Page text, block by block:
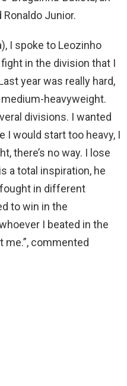
Ronaldo Junior.
I spoke to Leozinho
in the division that I
year was really hard,
medium-heavyweight.
divisions. I wanted
I would start too heavy, I
there’s no way. I lose
a total inspiration, he
in different
to win in the
I beated in the
commented